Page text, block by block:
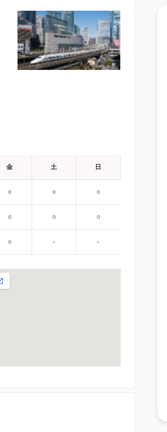
金 土 日
○ ○ ○
○ ○ ○
○ ‐ ‐